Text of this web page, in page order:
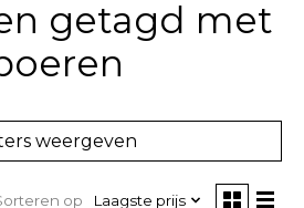
getagd met
weergeven
op Laagste prijs